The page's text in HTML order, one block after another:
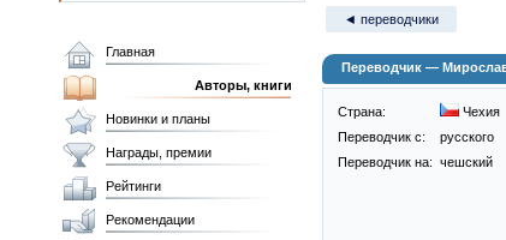
◄ переводчики
Переводчик —
Страна:
Чехия
Переводчик c:
русского
Переводчик на: чешский
Главная
Авторы, книги
Новинки и планы
Награды, премии
Рейтинги
Рекомендации